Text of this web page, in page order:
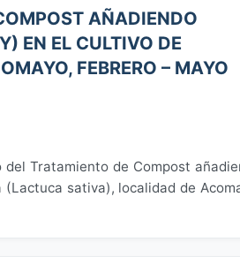
AÑADIENDO
EN EL CULTIVO DE
FEBRERO – MAYO
Tratamiento de Compost
sativa), localidad de